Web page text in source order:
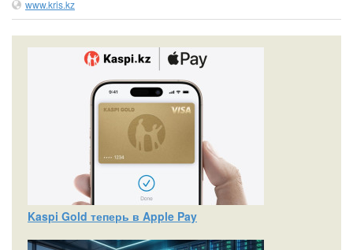
www.kris.kz
Kaspi Gold теперь в Apple Pay